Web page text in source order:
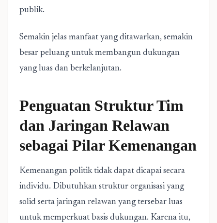
publik.
Semakin jelas manfaat yang ditawarkan, semakin
besar peluang untuk membangun dukungan
yang luas dan berkelanjutan.
Penguatan Struktur Tim
dan Jaringan Relawan
sebagai Pilar Kemenangan
Kemenangan politik tidak dapat dicapai secara
individu. Dibutuhkan struktur organisasi yang
solid serta jaringan relawan yang tersebar luas
untuk memperkuat basis dukungan. Karena itu,